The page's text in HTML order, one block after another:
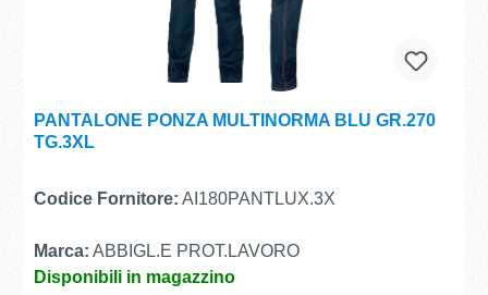
PANTALONE PONZA MULTINORMA BLU GR.270
TG.3XL
Codice Fornitore: AI180PANTLUX.3X
Marca: ABBIGL.E PROT.LAVORO
Disponibili in magazzino